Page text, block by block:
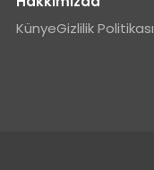
KünyeGizlilik Politikası